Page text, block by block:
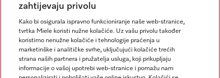
zahtijevaju privolu
Kako bi osigurala ispravno funkcioniranje naše web-stranice,
tvrtka Miele koristi nužne kolačiće. Uz vašu privolu također
koristimo nenužne kolačiće i tehnologije praćenja u
marketinške i analitičke svrhe, uključujući kolačiće trećih
strana naših partnera i pružatelja usluga, koji prikupljaju
informacije o vašoj upotrebi web-stranice i pomažu nam